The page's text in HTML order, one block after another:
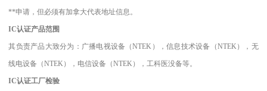
**申请，但必须有加拿大代表地址信息。
IC认证产品范围
其负责产品大致分为：广播电视设备（NTEK），信息技术设备（NTEK），无
线电设备（NTEK），电信设备（NTEK），工科医没备等。
IC认证工厂检验